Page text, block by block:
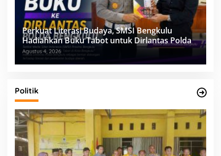
Perkuat Literasi Budaya, SMSI Bengkulu
Hadiahkan Buku Tabot untuk Dirlantas Polda
Agustus 4, 2026
Politik